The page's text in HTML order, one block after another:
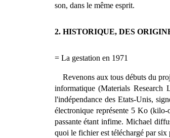
son, dans le même esprit.
2. HISTORIQUE, DES
= La gestation en 1971
Revenons aux tous débuts du
informatique (Materials
l'indépendance des Etats-Unis,
électronique représente 5 Ko
passante étant infime. Michael
quoi le fichier est téléchargé par